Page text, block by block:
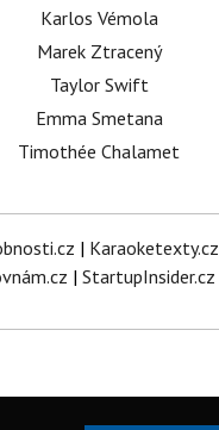
Karlos Vémola
Marek Ztracený
Taylor Swift
Emma Smetana
Timothée Chalamet
| Karaoketexty.cz
| StartupInsider.cz